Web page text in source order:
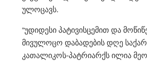
ულოცავს.
“უდიდესი პატივისცემით და
მივულოცო დაბადების დღე
კათალიკოს-პატრიარქს ილია